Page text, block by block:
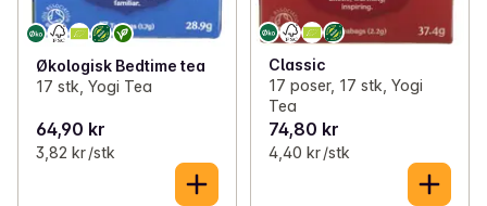
Økologisk Bedtime tea
17 stk, Yogi Tea
64,90 kr
3,82 kr /stk
Classic
17 poser, 17 stk, Yogi
Tea
74,80 kr
4,40 kr /stk